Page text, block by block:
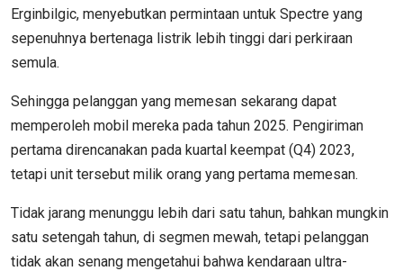
Erginbilgic, menyebutkan permintaan untuk Spectre yang
sepenuhnya bertenaga listrik lebih tinggi dari perkiraan
semula.
Sehingga pelanggan yang memesan sekarang dapat
memperoleh mobil mereka pada tahun 2025. Pengiriman
pertama direncanakan pada kuartal keempat (Q4) 2023,
tetapi unit tersebut milik orang yang pertama memesan.
Tidak jarang menunggu lebih dari satu tahun, bahkan mungkin
satu setengah tahun, di segmen mewah, tetapi pelanggan
tidak akan senang mengetahui bahwa kendaraan ultra-